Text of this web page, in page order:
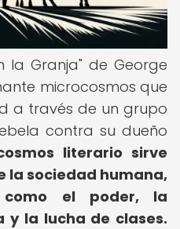
la Granja" de George
microcosmos que
a través de un grupo
contra su dueño
literario sirve
la sociedad humana,
como el poder, la
y la lucha de clases.